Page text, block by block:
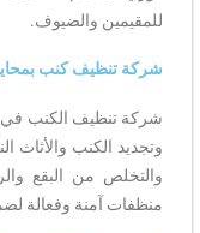
للمقيمين والضيوف.
شركة تنظيف كنب
شركة تنظيف الكنب
وتجديد الكنب
والتخلص من البقع
منظفات آمنة وفعالة